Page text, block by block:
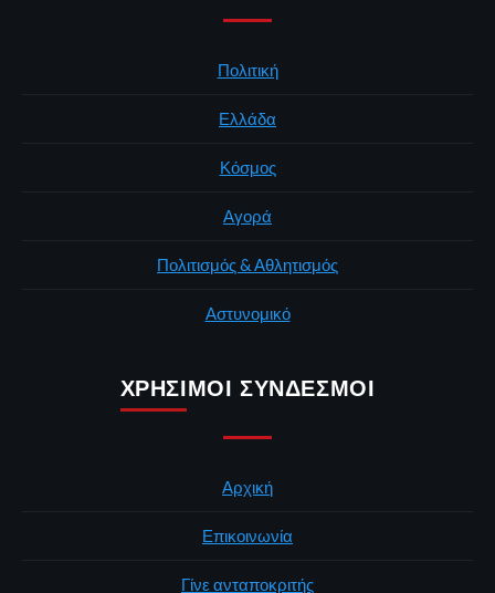
Πολιτική
Ελλάδα
Κόσμος
Αγορά
Πολιτισμός & Αθλητισμός
Αστυνομικό
ΧΡΉΣΙΜΟΙ ΣΎΝΔΕΣΜΟΙ
Αρχική
Επικοινωνία
Γίνε ανταποκριτής